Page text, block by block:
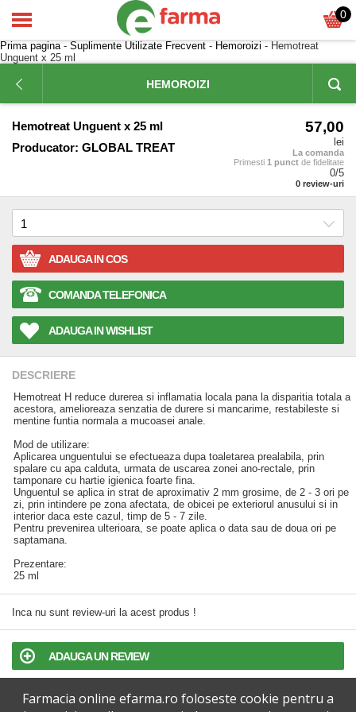
0
Prima pagina- Suplimente Utilizate Frecvent - Hemoroizi - Hemotreat
Unguent x 25 ml
HEMOROIZI
Hemotreat Unguent x 25 ml
Producator: GLOBAL TREAT
57,00
lei
La comanda
Primesti 1 punct de fidelitate
0/5
0 review-uri
ADAUGA IN COS
COMANDA TELEFONICA
ADAUGA IN WISHLIST
DESCRIERE
Hemotreat H reduce durerea si inflamatia locala pana la disparitia totala a
acestora, amelioreaza senzatia de durere si mancarime, restabileste si
mentine funtia normala a mucoasei anale.
Mod de utilizare:
Aplicarea unguentului se efectueaza dupa toaletarea prealabila, prin
spalare cu apa calduta, urmata de uscarea zonei ano-rectale, prin
tamponare cu hartie igienica foarte fina.
Unguentul se aplica in strat de aproximativ 2 mm grosime, de 2 - 3 ori pe
zi, prin intindere pe zona afectata, de obicei pe exteriorul anusului si in
interior daca este cazul, timp de 5 - 7 zile.
Pentru prevenirea ulterioara, se poate aplica o data sau de doua ori pe
saptamana.
Prezentare:
25 ml
Inca nu sunt review-uri la acest produs !
ADAUGA UN REVIEW
TERMENI SI CONDITII
Farmacia online efarma.ro foloseste cookie pentru a